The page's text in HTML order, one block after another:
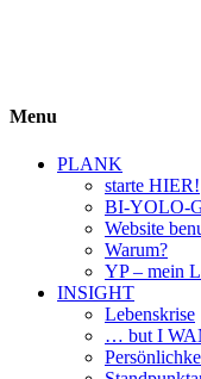
Menu
PLANK
starte HIER!
BI-YOLO-
Website
Warum?
YP – mein
INSIGHT
Lebenskrise
… but I